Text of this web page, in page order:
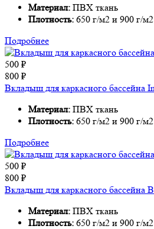
Материал: ПВХ ткань
Плотность: 650 г/м2 и 900 г/м2
Подробнее
500 ₽
800 ₽
Вкладыш для каркасного бассейна
Материал: ПВХ ткань
Плотность: 650 г/м2 и 900 г/м2
Подробнее
500 ₽
800 ₽
Вкладыш для каркасного бассейна
Материал: ПВХ ткань
Плотность: 650 г/м2 и 900 г/м2